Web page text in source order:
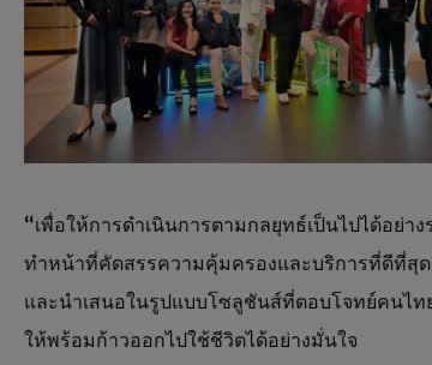
“เพื่อให้การดำเนินการตามกลยุทธ์เป็นไปได้อย่า
ทำหน้าที่คัดสรรความคุ้มครองและบริการที่ดีที่สุด
และนำเสนอในรูปแบบโซลูชันส์ที่ตอบโจทย์คนไ
ให้พร้อมก้าวออกไปใช้ชีวิตได้อย่างมั่นใจ